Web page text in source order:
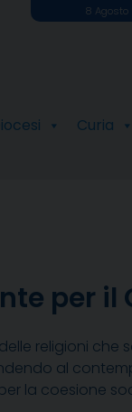
8
Curia
per il
religioni
al
la coesione